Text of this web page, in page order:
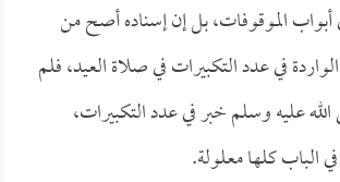
أبواب الموقوفات، بل إن إسناده أصح من
في عدد التكبيرات في صلاة العيد، فلم
عليه وسلم خبر في عدد التكبيرات،
الباب كلها معلولة.